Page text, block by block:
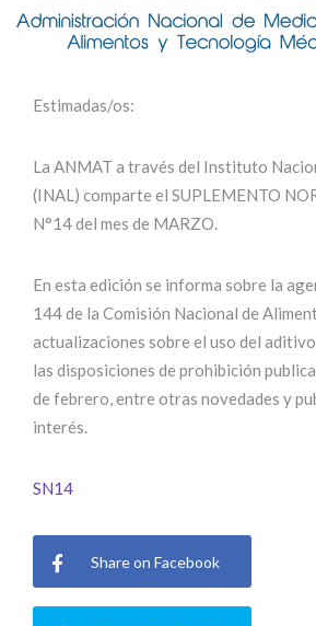
Estimadas/os:
La ANMAT a través del Instituto
(INAL) comparte el SUPLEMENTO
N°14 del mes de MARZO.
En esta edición se informa sobre la
144 de la Comisión Nacional de
actualizaciones sobre el uso del
las disposiciones de prohibición
de febrero, entre otras novedades y
interés.
SN14
Share on Facebook